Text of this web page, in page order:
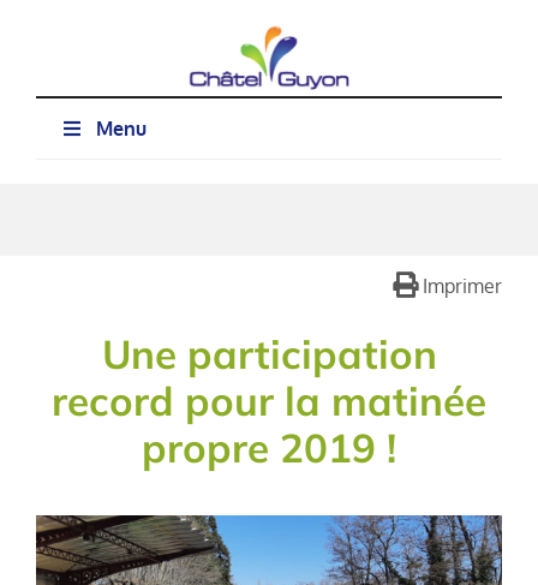
Menu
Imprimer
Une participation
record pour la matinée
propre 2019 !